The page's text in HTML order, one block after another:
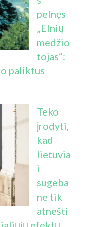
pelnęs
„Elnių
medžio
tojas“:
paliktus
Teko
įrodyti,
kad
lietuvia
i
sugeba
ne tik
atnešti